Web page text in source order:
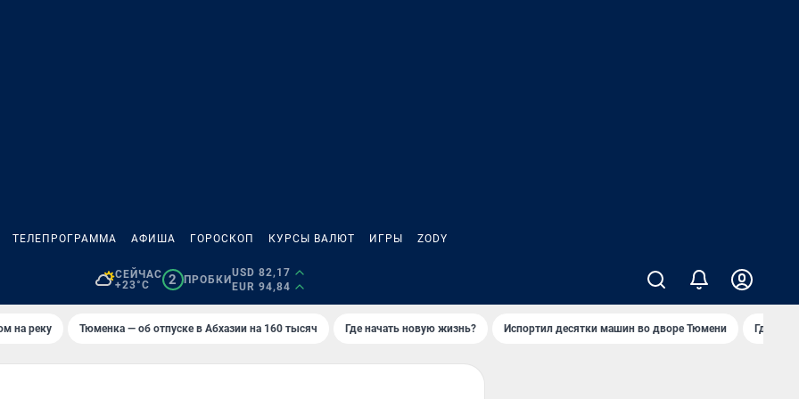
ТЕЛЕПРОГРАММА АФИША ГОРОСКОП КУРСЫ ВАЛЮТ ИГРЫ ZODY
СЕЙЧАС
+23°C
2 ПРОБКИ
USD 82,17
EUR 94,84
на реку Тюменка — об отпуске в Абхазии на 160 тысяч Где начать новую жизнь? Испортил десятки машин во дворе Тюмени Где